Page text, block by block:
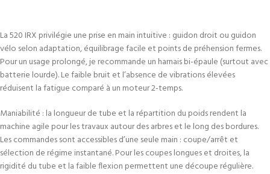
La 520 IRX privilégie une prise en main intuitive : guidon droit ou guidon
vélo selon adaptation, équilibrage facile et points de préhension fermes.
Pour un usage prolongé, je recommande un harnais bi-épaule (surtout avec
batterie lourde). Le faible bruit et l’absence de vibrations élevées
réduisent la fatigue comparé à un moteur 2‑temps.
Maniabilité : la longueur de tube et la répartition du poids rendent la
machine agile pour les travaux autour des arbres et le long des bordures.
Les commandes sont accessibles d’une seule main : coupe/arrêt et
sélection de régime instantané. Pour les coupes longues et droites, la
rigidité du tube et la faible flexion permettent une découpe régulière.